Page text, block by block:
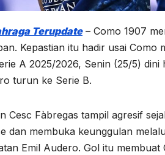
Terupdate– Como 1907
Kepastian itu hadir usai
A 2025/2026, Senin (25/5)
turun ke Serie B.
Cesc Fàbregas tampil agresif
dan membuka keunggulan
Emil Audero. Gol itu